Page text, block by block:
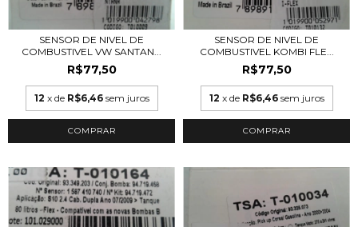
SENSOR DE NIVEL DE
COMBUSTIVEL VW SANTAN...
R$77,50
12 x de R$6,46 sem juros
SENSOR DE NIVEL DE
COMBUSTIVEL KOMBI FLE...
R$77,50
12 x de R$6,46 sem juros